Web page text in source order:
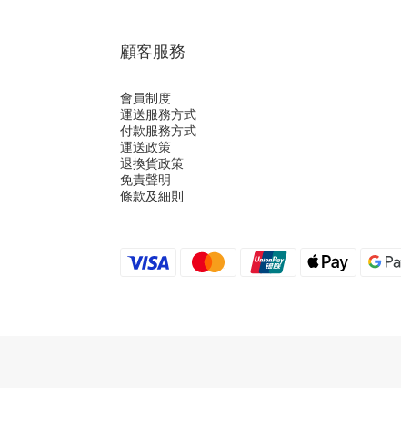
顧客服務
會員制度
運送服務方式
付款服務方式
運送政策
退換貨政策
免責聲明
條款及細則